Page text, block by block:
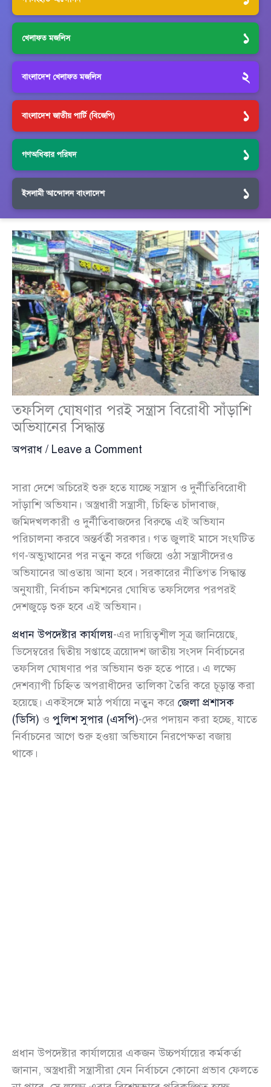
খেলাফত মজলিস ১
বাংলাদেশ খেলাফত মজলিস ২
বাংলাদেশ জাতীয় পার্টি (বিজেপি) ১
গণঅধিকার পরিষদ ১
ইসলামী আন্দোলন বাংলাদেশ ১
তফসিল ঘোষণার পরই সন্ত্রাস বিরোধী সাঁড়াশি
অভিযানের সিদ্ধান্ত
অপরাধ / Leave a Comment
সারা দেশে অচিরেই শুরু হতে যাচ্ছে সন্ত্রাস ও দুর্নীতিবিরোধী
সাঁড়াশি অভিযান। অস্ত্রধারী সন্ত্রাসী, চিহ্নিত চাঁদাবাজ,
জমিদখলকারী ও দুর্নীতিবাজদের বিরুদ্ধে এই অভিযান
পরিচালনা করবে অন্তর্বর্তী সরকার। গত জুলাই মাসে সংঘটিত
গণ-অভ্যুত্থানের পর নতুন করে গজিয়ে ওঠা সন্ত্রাসীদেরও
অভিযানের আওতায় আনা হবে। সরকারের নীতিগত সিদ্ধান্ত
অনুযায়ী, নির্বাচন কমিশনের ঘোষিত তফসিলের পরপরই
দেশজুড়ে শুরু হবে এই অভিযান।
প্রধান উপদেষ্টার কার্যালয়-এর দায়িত্বশীল সূত্র জানিয়েছে,
ডিসেম্বরের দ্বিতীয় সপ্তাহে ত্রয়োদশ জাতীয় সংসদ নির্বাচনের
তফসিল ঘোষণার পর অভিযান শুরু হতে পারে। এ লক্ষ্যে
দেশব্যাপী চিহ্নিত অপরাধীদের তালিকা তৈরি করে চূড়ান্ত করা
হয়েছে। একইসঙ্গে মাঠ পর্যায়ে নতুন করে জেলা প্রশাসক
(ডিসি) ও পুলিশ সুপার (এসপি)-দের পদায়ন করা হচ্ছে, যাতে
নির্বাচনের আগে শুরু হওয়া অভিযানে নিরপেক্ষতা বজায়
থাকে।
প্রধান উপদেষ্টার কার্যালয়ের একজন উচ্চপর্যায়ের কর্মকর্তা
জানান, অস্ত্রধারী সন্ত্রাসীরা যেন নির্বাচনে কোনো প্রভাব ফেলতে